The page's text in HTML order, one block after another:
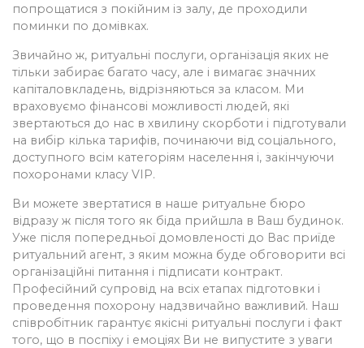
попрощатися з покійним із залу, де проходили
поминки по домівках.
Звичайно ж, ритуальні послуги, організація яких не
тільки забирає багато часу, але і вимагає значних
капіталовкладень, відрізняються за класом. Ми
враховуємо фінансові можливості людей, які
звертаються до нас в хвилину скорботи і підготували
на вибір кілька тарифів, починаючи від соціального,
доступного всім категоріям населення і, закінчуючи
похоронами класу VIP.
Ви можете звертатися в наше ритуальне бюро
відразу ж після того як біда прийшла в Ваш будинок.
Уже після попередньої домовленості до Вас приїде
ритуальний агент, з яким можна буде обговорити всі
організаційні питання і підписати контракт.
Професійний супровід на всіх етапах підготовки і
проведення похорону надзвичайно важливий. Наш
співробітник гарантує якісні ритуальні послуги і факт
того, що в поспіху і емоціях Ви не випустите з уваги